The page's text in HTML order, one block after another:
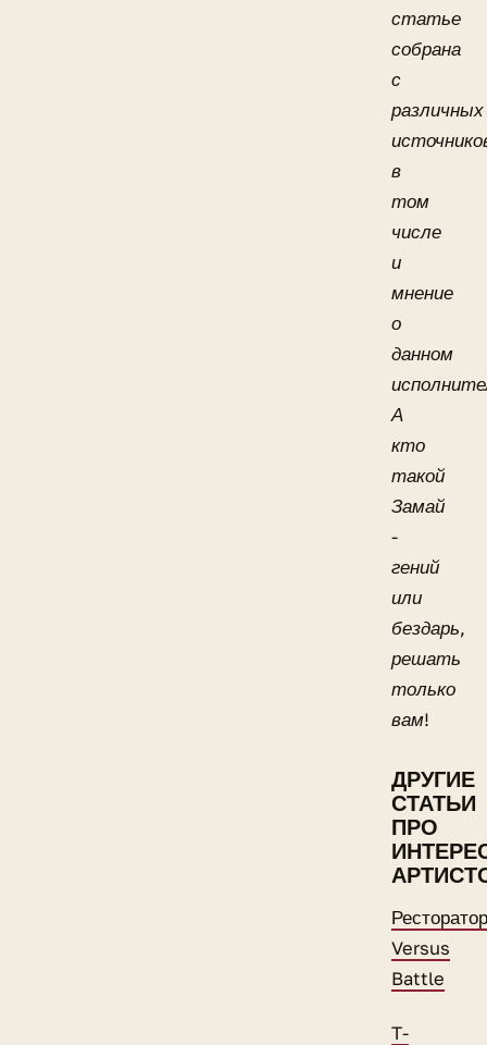
статье
собрана
с
различных
в
том
числе
и
мнение
о
данном
А
кто
такой
Замай
-
гений
или
бездарь,
решать
только
вам!
ДРУГИЕ
СТАТЬИ
ПРО
Ресторатор
Versus
Battle
T-